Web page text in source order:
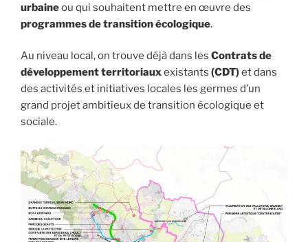
urbaineou qui souhaitent mettre en œuvre des
programmes de transition écologique.
Au niveau local, on trouve déjà dans les Contrats de
développement territoriauxexistants (CDT)et dans
des activités et initiatives locales les germes d’un
grand projet ambitieux de transition écologique et
sociale.